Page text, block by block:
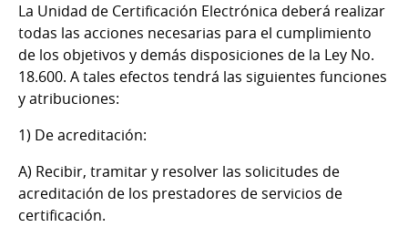
La Unidad de Certificación Electrónica deberá realizar
todas las acciones necesarias para el cumplimiento
de los objetivos y demás disposiciones de la Ley No.
18.600. A tales efectos tendrá las siguientes funciones
y atribuciones:
1) De acreditación:
A) Recibir, tramitar y resolver las solicitudes de
acreditación de los prestadores de servicios de
certificación.